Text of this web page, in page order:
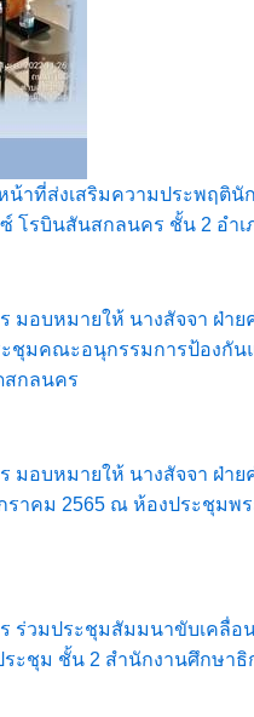
าที่ส่งเสริมความประพฤติ
รบินสันสกลนคร ชั้น 2 อำ
มอบหมายให้ นางสัจจา ฝ่
คณะอนุกรรมการป้องกัน
สกลนคร
มอบหมายให้ นางสัจจา ฝ่
ม 2565 ณ ห้องประชุมพ
ร่วมประชุมสัมมนาขับเคลื่
ชุม ชั้น 2 สำนักงานศึกษา